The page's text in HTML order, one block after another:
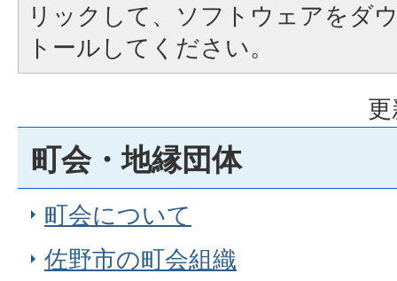
リックして、ソフトウェアをダ
トールしてください。
町会・地縁団体
町会について
佐野市の町会組織